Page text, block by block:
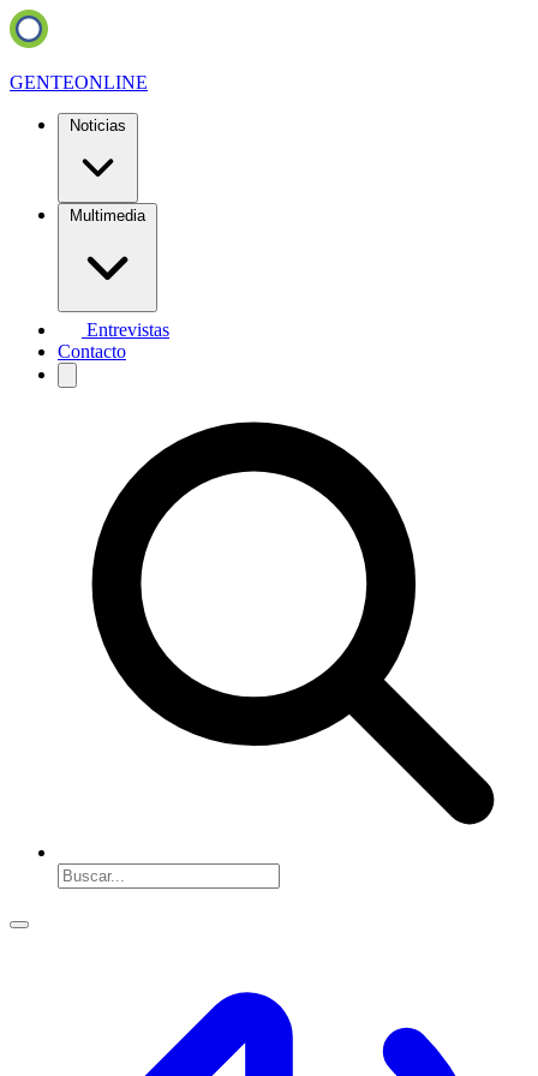
GENTEONLINE
Noticias
Multimedia
Entrevistas
Contacto